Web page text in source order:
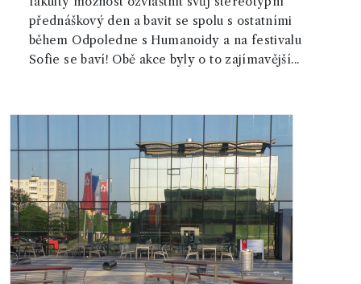
přednáškový den a bavit se spolu s ostatními
během Odpoledne s Humanoidy a na festivalu
Sofie se baví! Obě akce byly o to zajímavější...